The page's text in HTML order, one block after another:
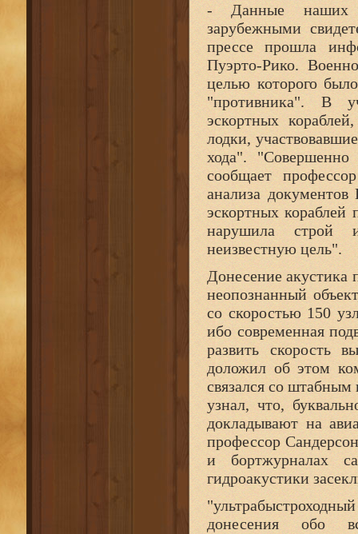
- Данные наших
зарубежными
прессе прошла
Пуэрто-Рико.
целью которого
"противника". В
эскортных
лодки,
хода". "Совершенно
сообщает
анализа
эскортных кораблей
нарушила строй
неизвестную цель".
Донесение акустика
неопознанный
со скоростью 150
ибо современная
развить скорость
доложил об этом
связался со штабным
узнал, что,
докладывают на
профессор
и бортжурналах
гидроакустики
донесения обо